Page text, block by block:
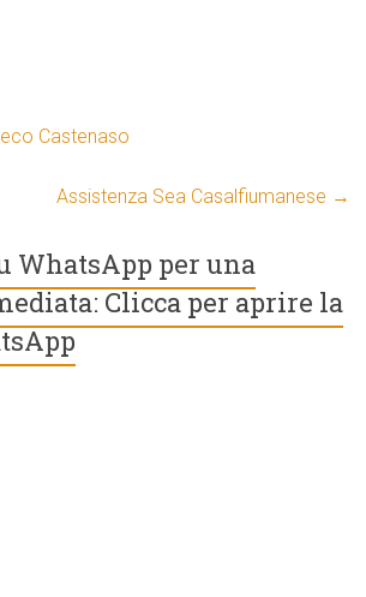
Castenaso
Assistenza Sea Casalfiumanese →
WhatsApp per una
Clicca per aprire la